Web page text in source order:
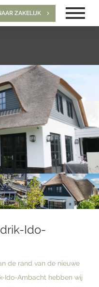
ZAKELIJK
Ido-
de rand van de nieuwe
Ido-Ambacht hebben wij